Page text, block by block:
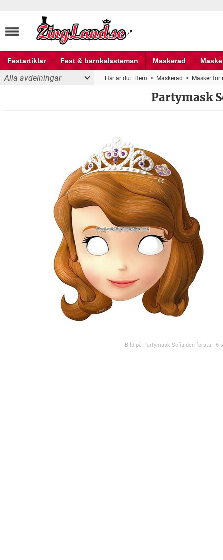
Festartiklar Fest & barnkalasteman Maskerad
Fest och partyprylar
Alla avdelningar Här är du: Hem > Maskerad > Masker för
Partymask
Bild på Partymask Sofia den första - 6